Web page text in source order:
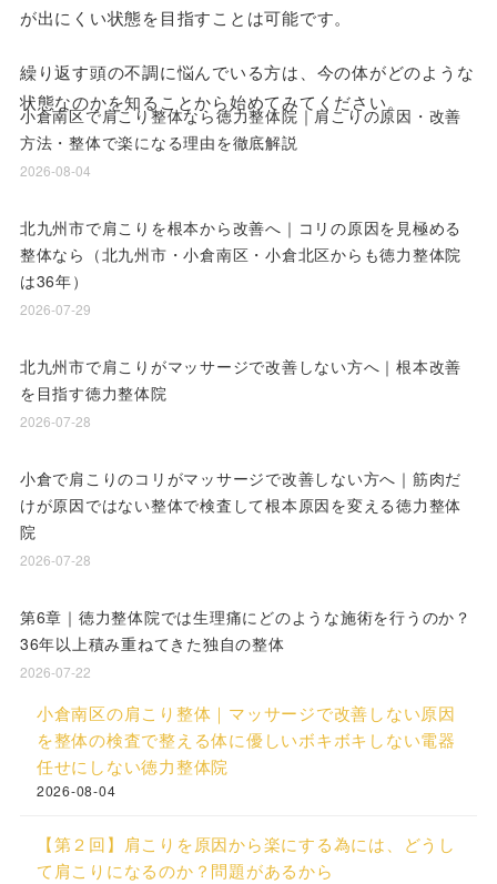
が出にくい状態を目指すことは可能です。
繰り返す頭の不調に悩んでいる方は、今の体がどのような
状態なのかを知ることから始めてみてください。
小倉南区で肩こり整体なら徳力整体院｜肩こりの原因・改善
方法・整体で楽になる理由を徹底解説
2026-08-04
北九州市で肩こりを根本から改善へ｜コリの原因を見極める
整体なら（北九州市・小倉南区・小倉北区からも徳力整体院
は36年）
2026-07-29
北九州市で肩こりがマッサージで改善しない方へ｜根本改善
を目指す徳力整体院
2026-07-28
小倉で肩こりのコリがマッサージで改善しない方へ｜筋肉だ
けが原因ではない整体で検査して根本原因を変える徳力整体
院
2026-07-28
第6章｜徳力整体院では生理痛にどのような施術を行うのか？
36年以上積み重ねてきた独自の整体
2026-07-22
小倉南区の肩こり整体｜マッサージで改善しない原因
を整体の検査で整える体に優しいボキボキしない電器
任せにしない徳力整体院
2026-08-04
【第２回】肩こりを原因から楽にする為には、どうし
て肩こりになるのか？問題があるから